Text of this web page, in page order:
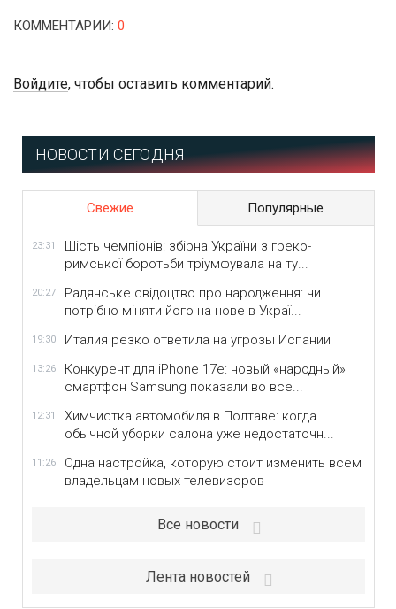
КОММЕНТАРИИ: 0
Войдите, чтобы оставить комментарий.
НОВОСТИ СЕГОДНЯ
Свежие Популярные
23:31
Шість чемпіонів: збірна України з греко-
римської боротьби тріумфувала на ту...
20:27
Радянське свідоцтво про народження: чи
потрібно міняти його на нове в Украї...
19:30 Италия резко ответила на угрозы Испании
13:26
Конкурент для iPhone 17e: новый «народный»
смартфон Samsung показали во все...
12:31
Химчистка автомобиля в Полтаве: когда
обычной уборки салона уже недостаточн...
11:26
Одна настройка, которую стоит изменить всем
владельцам новых телевизоров
Все новости
Лента новостей